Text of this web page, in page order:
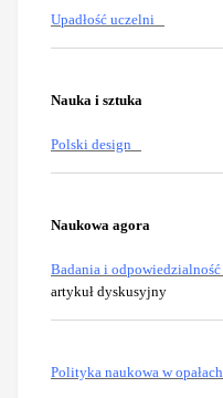
Upadłość uczelni
Nauka i sztuka
Polski design
Naukowa agora
Badania i odpowiedzialność
artykuł dyskusyjny
Polityka naukowa w opałach